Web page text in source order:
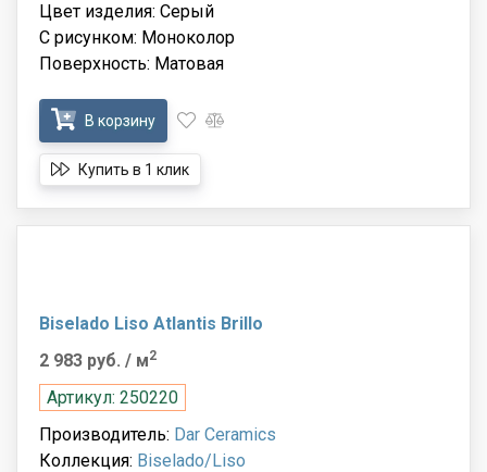
Цвет изделия: Серый
С рисунком: Моноколор
Поверхность: Матовая
В корзину
Купить в 1 клик
Biselado Liso Atlantis Brillo
2 983 руб. / м2
Артикул: 250220
Производитель: Dar Ceramics
Коллекция: Biselado/Liso